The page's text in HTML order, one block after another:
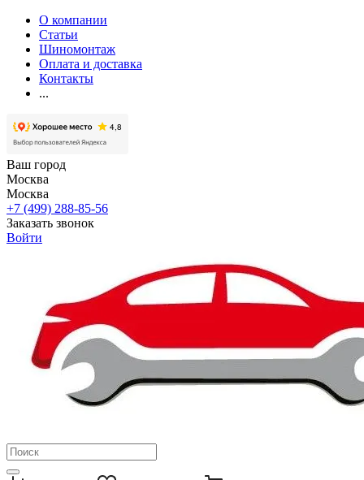
О компании
Статьи
Шиномонтаж
Оплата и доставка
Контакты
...
Ваш город
Москва
Москва
+7 (499) 288-85-56
Заказать звонок
Войти